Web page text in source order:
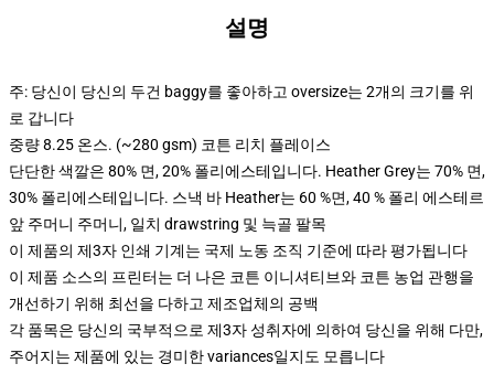
설명
주: 당신이 당신의 두건 baggy를 좋아하고 oversize는 2개의 크기를 위
로 갑니다
중량 8.25 온스. (~280 gsm) 코튼 리치 플레이스
단단한 색깔은 80% 면, 20% 폴리에스테입니다. Heather Grey는 70% 면,
30% 폴리에스테입니다. 스낵 바 Heather는 60 %면, 40 % 폴리 에스테르
앞 주머니 주머니, 일치 drawstring 및 늑골 팔목
이 제품의 제3자 인쇄 기계는 국제 노동 조직 기준에 따라 평가됩니다
이 제품 소스의 프린터는 더 나은 코튼 이니셔티브와 코튼 농업 관행을
개선하기 위해 최선을 다하고 제조업체의 공백
각 품목은 당신의 국부적으로 제3자 성취자에 의하여 당신을 위해 다만,
주어지는 제품에 있는 경미한 variances일지도 모릅니다